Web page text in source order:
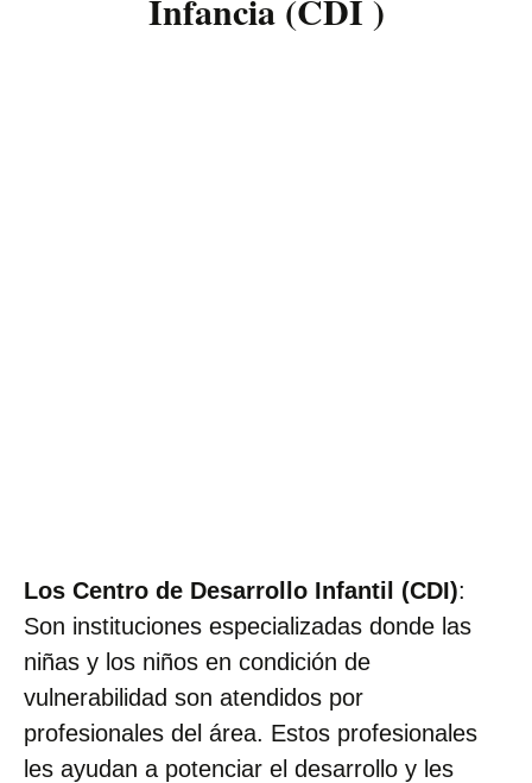
Infancia (CDI )
Los Centro de Desarrollo Infantil (CDI):
Son instituciones especializadas donde las
niñas y los niños en condición de
vulnerabilidad son atendidos por
profesionales del área. Estos profesionales
les ayudan a potenciar el desarrollo y les